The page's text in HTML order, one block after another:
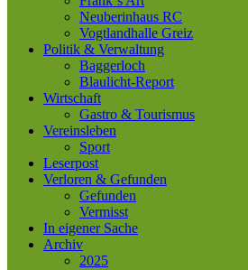
Neuberinhaus RC
Vogtlandhalle Greiz
Politik & Verwaltung
Baggerloch
Blaulicht-Report
Wirtschaft
Gastro & Tourismus
Vereinsleben
Sport
Leserpost
Verloren & Gefunden
Gefunden
Vermisst
In eigener Sache
Archiv
2025